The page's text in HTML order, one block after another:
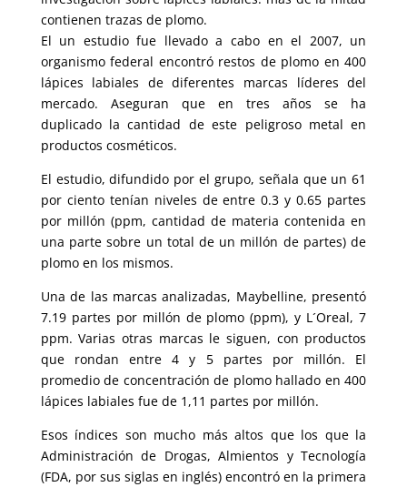
contienen trazas de plomo.
El un estudio fue llevado a cabo en el 2007, un
organismo federal encontró restos de plomo en 400
lápices labiales de diferentes marcas líderes del
mercado. Aseguran que en tres años se ha
duplicado la cantidad de este peligroso metal en
productos cosméticos.
El estudio, difundido por el grupo, señala que un 61
por ciento tenían niveles de entre 0.3 y 0.65 partes
por millón (ppm, cantidad de materia contenida en
una parte sobre un total de un millón de partes) de
plomo en los mismos.
Una de las marcas analizadas, Maybelline, presentó
7.19 partes por millón de plomo (ppm), y L´Oreal, 7
ppm. Varias otras marcas le siguen, con productos
que rondan entre 4 y 5 partes por millón. El
promedio de concentración de plomo hallado en 400
lápices labiales fue de 1,11 partes por millón.
Esos índices son mucho más altos que los que la
Administración de Drogas, Almientos y Tecnología
(FDA, por sus siglas en inglés) encontró en la primera